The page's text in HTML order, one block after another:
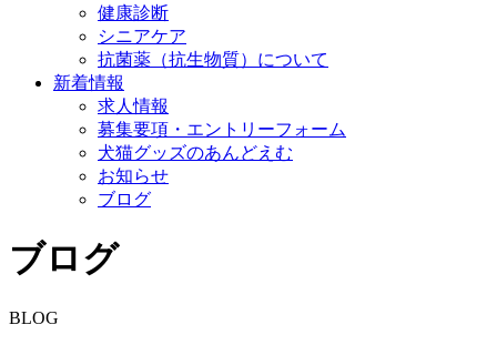
健康診断
シニアケア
抗菌薬（抗生物質）について
新着情報
求人情報
募集要項・エントリーフォーム
犬猫グッズのあんどえむ
お知らせ
ブログ
ブログ
BLOG